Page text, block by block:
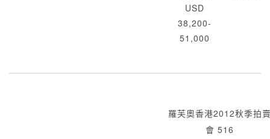
USD
38,200-
51,000
羅芙奧香港2012秋季拍
會 516